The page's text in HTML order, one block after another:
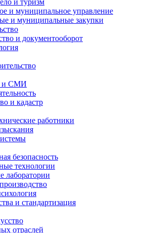
и туризм
и муниципальное управление
и муниципальные закупки
и документооборот
и СМИ
и кадастр
работники
безопасность
технологии
лаборатории
и стандартизация
отраслей